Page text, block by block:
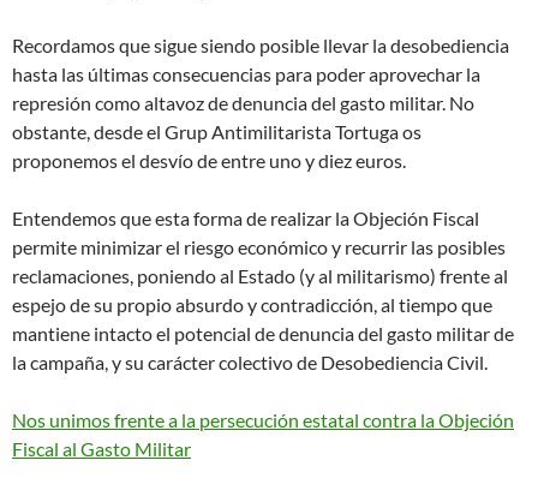
Recordamos que sigue siendo posible llevar la desobediencia
hasta las últimas consecuencias para poder aprovechar la
represión como altavoz de denuncia del gasto militar. No
obstante, desde el Grup Antimilitarista Tortuga os
proponemos el desvío de entre uno y diez euros.
Entendemos que esta forma de realizar la Objeción Fiscal
permite minimizar el riesgo económico y recurrir las posibles
reclamaciones, poniendo al Estado (y al militarismo) frente al
espejo de su propio absurdo y contradicción, al tiempo que
mantiene intacto el potencial de denuncia del gasto militar de
la campaña, y su carácter colectivo de Desobediencia Civil.
Nos unimos frente a la persecución estatal contra la Objeción
Fiscal al Gasto Militar